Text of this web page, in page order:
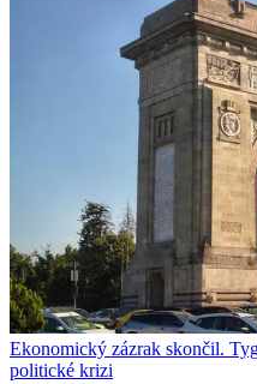
Ekonomický zázrak skončil.
politické krizi